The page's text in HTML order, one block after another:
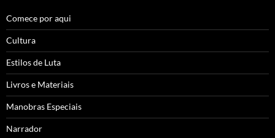
Comece por aqui
Cultura
Estilos de Luta
Livros e Materiais
Manobras Especiais
Narrador